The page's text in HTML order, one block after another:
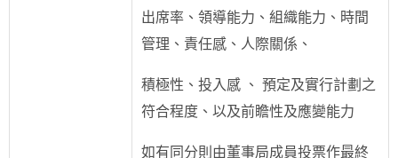
出席率、領導能力、組織能力、時間
管理、責任感、人際關係、
積極性、投入感 、 預定及實行計劃之
符合程度、以及前瞻性及應變能力
如有同分則由董事局成員投票作最終